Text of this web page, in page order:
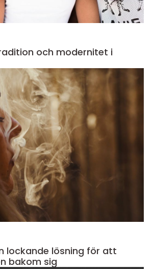
och modernitet i
lockande lösning för att
bakom sig